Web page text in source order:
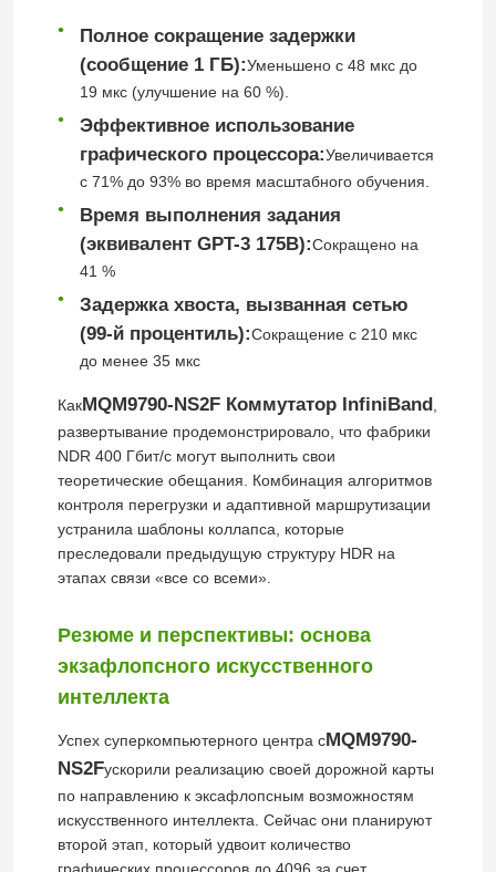
сетевая карта NVIDIA
Кабель NVIDIA
Оптический трансивер NVIDIA
Весьма беспроводные точки подхода
Крайний коммутатор сети
Точки подхода драки беспроводные
Переключатель сети драки
Aruba Wireless AP
Переключатель Аруба
Серверная стойка со встроенным охлаждением
Полное сокращение задержки
(сообщение 1 ГБ):Уменьшено с 48 мкс до
19 мкс (улучшение на 60 %).
Эффективное использование
графического процессора:Увеличивается
с 71% до 93% во время масштабного обучения.
Время выполнения задания
(эквивалент GPT-3 175B):Сокращено на
41 %
Задержка хвоста, вызванная сетью
(99-й процентиль):Сокращение с 210 мкс
до менее 35 мкс
КакMQM9790-NS2F Коммутатор InfiniBand ,
развертывание продемонстрировало, что фабрики
NDR 400 Гбит/с могут выполнить свои
теоретические обещания. Комбинация алгоритмов
контроля перегрузки и адаптивной маршрутизации
устранила шаблоны коллапса, которые
преследовали предыдущую структуру HDR на
этапах связи «все со всеми».
Резюме и перспективы: основа
экзафлопсного искусственного
интеллекта
Успех суперкомпьютерного центра сMQM9790-
NS2Fускорили реализацию своей дорожной карты
по направлению к эксафлопсным возможностям
искусственного интеллекта. Сейчас они планируют
второй этап, который удвоит количество